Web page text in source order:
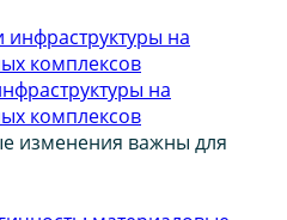
на
комплексов
изменения важны для